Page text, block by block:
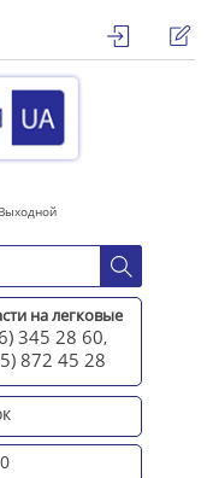
на легковые
345 28 60,
872 45 28